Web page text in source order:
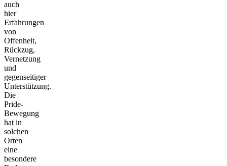
auch
hier
Erfahrungen
von
Offenheit,
Rückzug,
Vernetzung
und
gegenseitiger
Unterstützung.
Die
Pride-
Bewegung
hat in
solchen
Orten
eine
besondere